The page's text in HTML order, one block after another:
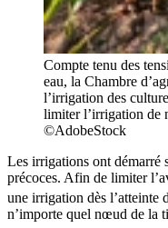
Compte tenu des
eau, la Chambre
l’irrigation des
limiter l’irrigation de
©AdobeStock
Les irrigations ont démarré
précoces. Afin de limiter
une irrigation dès l’atteinte
n’importe quel nœud de la